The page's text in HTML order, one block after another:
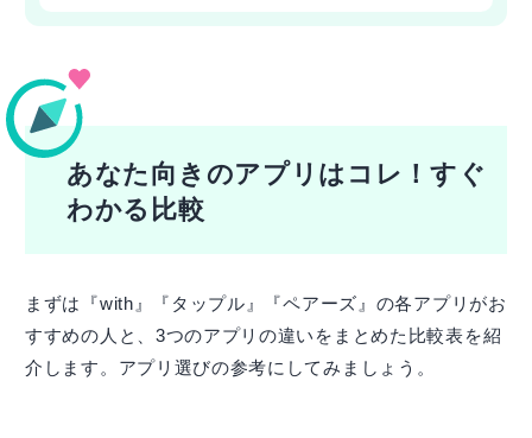
あなた向きのアプリはコレ！すぐ
わかる比較
まずは『with』『タップル』『ペアーズ』の各アプリがお
すすめの人と、3つのアプリの違いをまとめた比較表を紹
介します。アプリ選びの参考にしてみましょう。